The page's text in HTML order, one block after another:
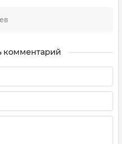
комментарий